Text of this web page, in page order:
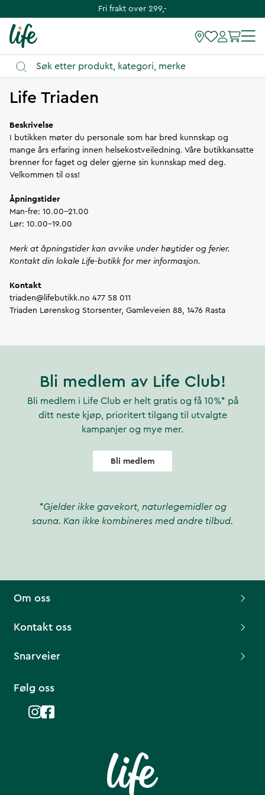
Fri frakt over 299,-
Life Triaden
Beskrivelse
I butikken møter du personale som har bred kunnskap og
mange års erfaring innen helsekostveiledning. Våre butikkansatte
brenner for faget og deler gjerne sin kunnskap med deg.
Velkommen til oss!
Åpningstider
Man-fre: 10.00-21.00
Lør: 10.00-19.00
Merk at åpningstider kan avvike under høytider og ferier.
Kontakt din lokale Life-butikk for mer informasjon.
Kontakt
triaden@lifebutikk.no 477 58 011
Triaden Lørenskog Storsenter, Gamleveien 88, 1476 Rasta
Bli medlem av Life Club!
Bli medlem i Life Club er helt gratis og få 10%* på
ditt neste kjøp, prioritert tilgang til utvalgte
kampanjer og mye mer.
Bli medlem
*Gjelder ikke gavekort, naturlegemidler og
sauna. Kan ikke kombineres med andre tilbud.
Om oss
Kontakt oss
Snarveier
Følg oss